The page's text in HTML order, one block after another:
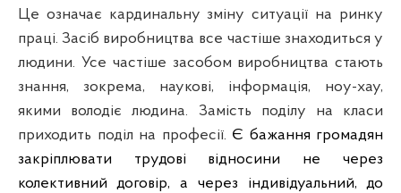
Це означає кардинальну зміну ситуації на ринку
праці. Засіб виробництва все частіше знаходиться у
людини. Усе частіше засобом виробництва стають
знання, зокрема, наукові, інформація, ноу-хау,
якими володіє людина. Замість поділу на класи
приходить поділ на професії. Є бажання громадян
закріплювати трудові відносини не через
колективний договір, а через індивідуальний, до